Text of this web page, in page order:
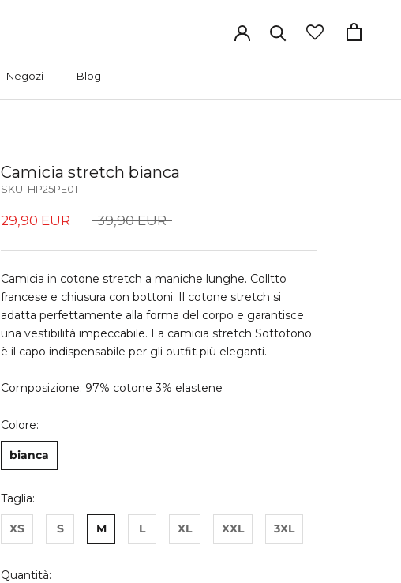
Negozi
Blog
Camicia stretch bianca
SKU: HP25PE01
29,90 EUR 39,90 EUR
Camicia in cotone stretch a maniche lunghe. Colltto
francese e chiusura con bottoni. Il cotone stretch si
adatta perfettamente alla forma del corpo e garantisce
una vestibilità impeccabile. La camicia stretch Sottotono
è il capo indispensabile per gli outfit più eleganti.
Composizione: 97% cotone 3% elastene
Colore:
bianca
Taglia:
XS S M L XL XXL 3XL
Quantità: